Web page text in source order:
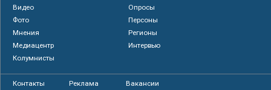
Видео
Опросы
Фото
Персоны
Мнения
Регионы
Медиацентр
Интервью
Колумнисты
Контакты Реклама Вакансии